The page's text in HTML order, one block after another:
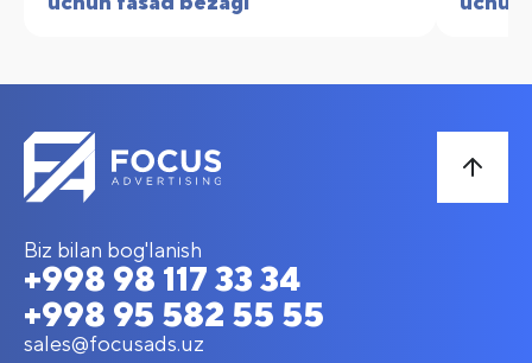
Biz bilan bog'lanish
+998 98 117 33 34
+998 95 582 55 55
sales@focusads.uz